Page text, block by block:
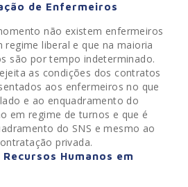
de Enfermeiros
não existem enfermeiros
liberal e que na maioria
são por tempo indeterminado.
as condições dos contratos
aos enfermeiros no que
e ao enquadramento do
em regime de turnos e que é
do SNS e mesmo ao
privada.
Humanos em